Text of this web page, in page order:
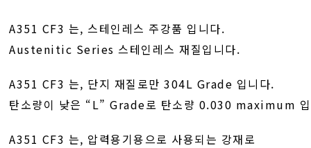
A351 CF3 는, 스테인레스 주강품 입니다.
Austenitic Series 스테인레스 재질입니다.
A351 CF3 는, 단지 재질로만 304L Grade 입니다.
탄소량이 낮은 “L” Grade로 탄소량 0.030 maximum
A351 CF3 는, 압력용기용으로 사용되는 강재로